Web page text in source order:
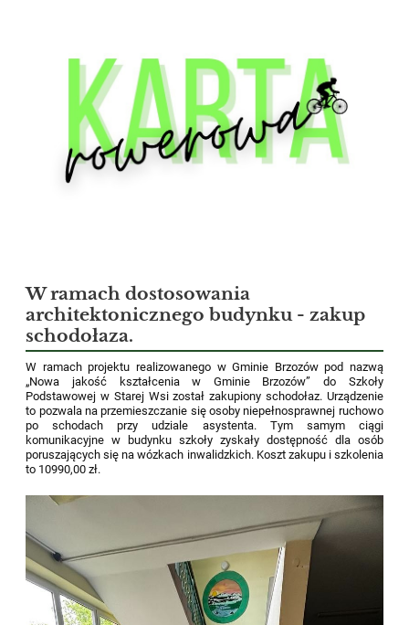
W ramach dostosowania
architektonicznego budynku - zakup
schodołaza.
W ramach projektu realizowanego w Gminie Brzozów pod nazwą
„Nowa jakość kształcenia w Gminie Brzozów” do Szkoły
Podstawowej w Starej Wsi został zakupiony schodołaz. Urządzenie
to pozwala na przemieszczanie się osoby niepełnosprawnej ruchowo
po schodach przy udziale asystenta. Tym samym ciągi
komunikacyjne w budynku szkoły zyskały dostępność dla osób
poruszających się na wózkach inwalidzkich. Koszt zakupu i szkolenia
to 10990,00 zł.